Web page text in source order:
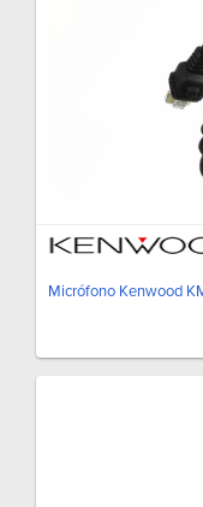
Micrófono Kenwood